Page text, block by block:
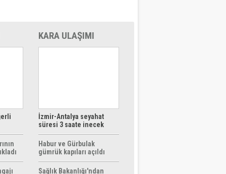
KARA ULAŞIMI
İzmir-Antalya seyahat
süresi 3 saate inecek
Habur ve Gürbulak
gümrük kapıları açıldı
Sağlık Bakanlığı'ndan